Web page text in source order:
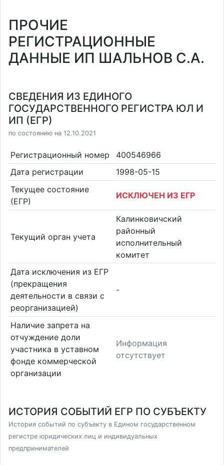
ПРОЧИЕ
РЕГИСТРАЦИОННЫЕ
ДАННЫЕ ИП ШАЛЬНОВ С.А.
СВЕДЕНИЯ ИЗ ЕДИНОГО
ГОСУДАРСТВЕННОГО РЕГИСТРА ЮЛ И
ИП (ЕГР)
по состоянию на 12.10.2021
Регистрационный номер
400546966
Дата регистрации
1998-05-15
Текущее состояние
(ЕГР)
ИСКЛЮЧЕН ИЗ ЕГР
Текущий орган учета
Калинковичский
районный
исполнительный
комитет
Дата исключения из ЕГР
(прекращения
деятельности в связи с
реорганизацией)
-
Наличие запрета на
отчуждение доли
участника в уставном
фонде коммерческой
организации
Информация
отсутствует
ИСТОРИЯ СОБЫТИЙ ЕГР ПО СУБЪЕКТУ
История событий по субъекту в Едином государственном
регистре юридических лиц и индивидуальных
предпринимателей